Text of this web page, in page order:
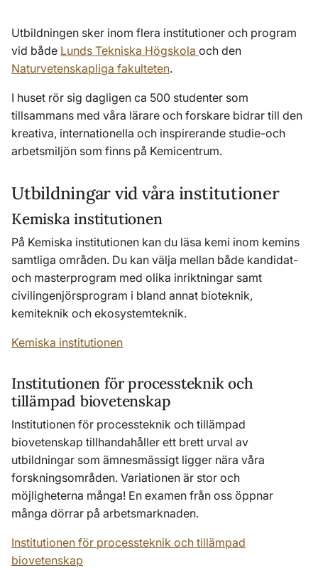
Utbildningen sker inom flera institutioner och program
vid både Lunds Tekniska Högskola och den
Naturvetenskapliga fakulteten.
I huset rör sig dagligen ca 500 studenter som
tillsammans med våra lärare och forskare bidrar till den
kreativa, internationella och inspirerande studie-och
arbetsmiljön som finns på Kemicentrum.
Utbildningar vid våra institutioner
Kemiska institutionen
På Kemiska institutionen kan du läsa kemi inom kemins
samtliga områden. Du kan välja mellan både kandidat-
och masterprogram med olika inriktningar samt
civilingenjörsprogram i bland annat bioteknik,
kemiteknik och ekosystemteknik.
Kemiska institutionen
Institutionen för processteknik och
tillämpad biovetenskap
Institutionen för processteknik och tillämpad
biovetenskap tillhandahåller ett brett urval av
utbildningar som ämnesmässigt ligger nära våra
forskningsområden. Variationen är stor och
möjligheterna många! En examen från oss öppnar
många dörrar på arbetsmarknaden.
Institutionen för processteknik och tillämpad
biovetenskap